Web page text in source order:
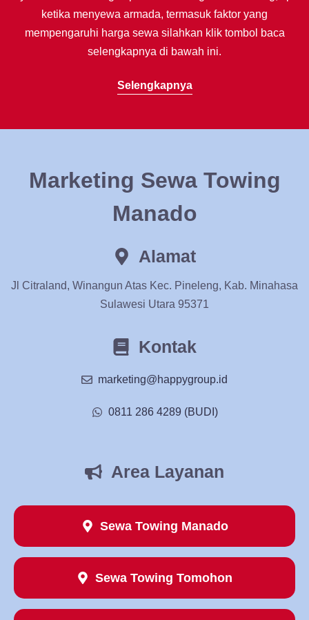
ketika menyewa armada, termasuk faktor yang
mempengaruhi harga sewa silahkan klik tombol baca
selengkapnya di bawah ini.
Selengkapnya
Marketing Sewa Towing
Manado
Alamat
Jl Citraland, Winangun Atas Kec. Pineleng, Kab. Minahasa
Sulawesi Utara 95371
Kontak
marketing@happygroup.id
0811 286 4289 (BUDI)
Area Layanan
Sewa Towing Manado
Sewa Towing Tomohon